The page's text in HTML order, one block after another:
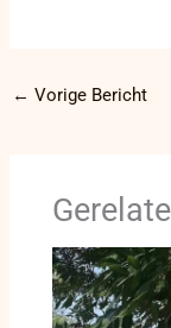
← Vorige Bericht